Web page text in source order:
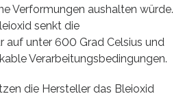
Verformungen aushalten würde.
senkt die
auf unter 600 Grad Celsius und
Verarbeitungsbedingungen.
die Hersteller das Bleioxid